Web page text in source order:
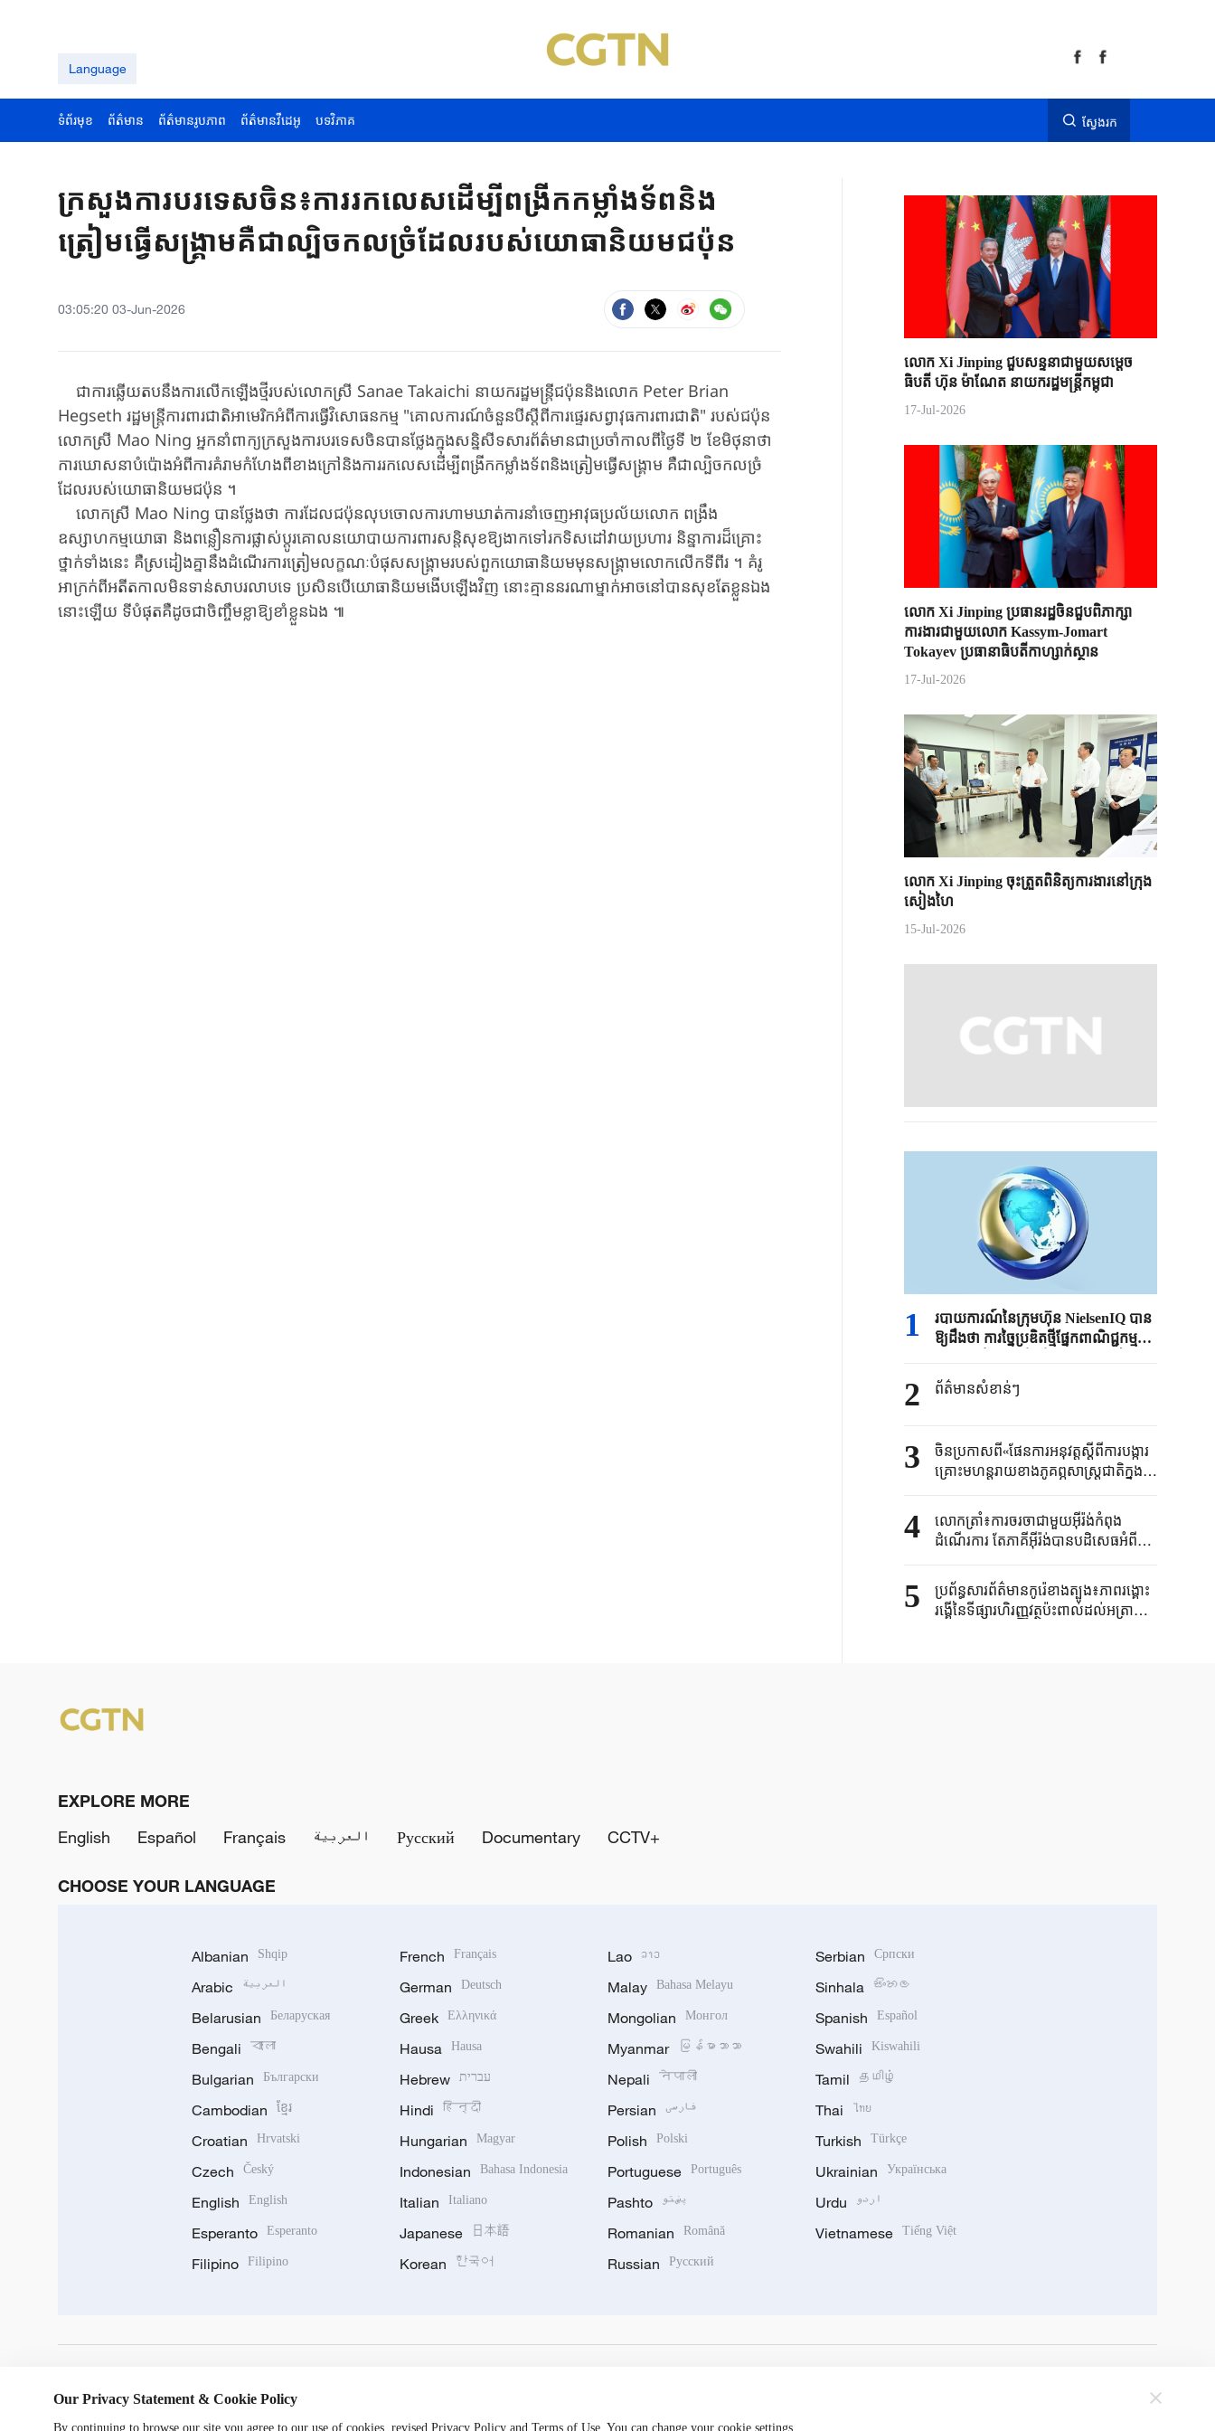
Language
ទំព័រមុខ ព័ត៌មាន ព័ត៌មានរូបភាព ព័ត៌មានវីដេអូ បទវិភាគ ស្វែងរក
ក្រសួង​ការបរទេសចិន​៖ការរកលេសដើម្បីពង្រីក​កម្លាំងទ័ពនិង​
ត្រៀមធ្វើ​សង្គ្រាម​គឺជាល្បិចកលច្រំ​ដែលរបស់​យោធានិយម​ជប៉ុន​​
03:05:20 03-Jun-2026
ជា​ការឆ្លើយតបនឹង​ការលើកឡើង​ថ្មី​របស់លោកស្រី ​Sanae Takaichi ​នាយករដ្ឋមន្ត្រី​ជប៉ុន​និងលោក ​Peter ​Brian
Hegseth ​រដ្ឋមន្ត្រី​ការពារជាតិ​អាមេរិកអំពី​ការ​ធ្វើវិសោធនកម្ម​ "គោលការណ៍ចំនួនបីស្តីពី​ការផ្ទេរ​សព្វាវុធ​ការពារជាតិ" ​របស់ជប៉ុន ​
លោកស្រី ​Mao Ning ​អ្នកនាំពាក្យ​ក្រសួង​ការបរទេសចិន​បានថ្លែង​ក្នុងសន្និសីទ​សារព័ត៌មាន​ជាប្រចាំកាលពី​ថ្ងៃទី ២ ខែ​មិថុនាថា ​
ការឃោសនា​បំប៉ោងអំពី​ការគំរាមកំហែង​ពីខាងក្រៅ​និងការរកលេស​ដើម្បី​ពង្រីក​កម្លាំង​ទ័ពនិងត្រៀម​ធ្វើសង្គ្រាម ​គឺជាល្បិចកល​ច្រំ
ដែលរបស់​យោធានិយម​ជប៉ុន​​ ។
លោកស្រី​ Mao Ning បាន​ថ្លែងថា ​ការដែល​ជប៉ុនលុបចោល​ការហាមឃាត់​ការនាំចេញ​អាវុធប្រល័យលោក​ ​ពង្រឹង
ឧស្សាហកម្ម​យោធា ​និង​​ពន្លឿនការផ្លាស់ប្តូរ​គោលនយោបាយ​ការពារ​សន្តិសុខ​ឱ្យងាក​ទៅរកទិសដៅ​វាយ​ប្រហារ ​និន្នាការ​ដ៏​គ្រោះ
ថ្នាក់​​ទាំង​​នេះ គឺស្រដៀងគ្នា​នឹងដំណើរការ​​ត្រៀមលក្ខណៈ​បំផុស​សង្គ្រាមរបស់​ពួក​យោធានិយមមុន​សង្គ្រាមលោក​លើកទីពីរ​​ ។ ​គំរូ​
អាក្រក់ពី​អតីតកាល​មិន​ទាន់សាបរលាបទេ ​ប្រសិនបើ​យោធានិយម​ងើបឡើងវិញ​ នោះគ្មាន​នរណាម្នាក់​អាច​នៅបានសុខ​តែខ្លួនឯង
នោះ​ឡើយ ទីបំផុតគឺ​ដូចជា​​ចិញ្ចឹមខ្លា​ឱ្យខាំ​ខ្លួនឯង​ ៕
លោក Xi Jinping ជួបសន្ទនាជាមួយសម្តេច
ធិបតី ហ៊ុន ម៉ាណែត នាយករដ្ឋមន្ត្រីកម្ពុជា
17-Jul-2026
លោក Xi Jinping ប្រធានរដ្ឋចិន​ជួបពិភាក្សា​
ការងារជាមួយ​លោក Kassym-Jomart ​
Tokayev ​ប្រធានាធិបតី​កាហ្សាក់ស្ថាន​
17-Jul-2026
លោក Xi Jinping ចុះត្រួតពិនិត្យការងារនៅក្រុង
សៀងហៃ
15-Jul-2026
1
របាយការណ៍នៃក្រុមហ៊ុន NielsenIQ បាន
ឱ្យដឹងថា ការច្នៃប្រឌិតថ្មីផ្នែកពាណិជ្ជកម្ម
មុខរបរលក់រាយសកល
2 ព័ត៌មានសំខាន់ៗ​
3
ចិនប្រកាសពី«ផែនការអនុវត្តស្តីពីការបង្ការ
គ្រោះមហន្តរាយខាងភូគព្ភសាស្ត្រជាតិក្នុង
អំឡុងផែនការអភិវឌ្ឍន៍ជាតិ៥ឆ្នាំទី១៥»
4
លោកត្រាំ៖​ការចរចាជាមួយ​អ៊ីរ៉ង់កំពុង​
ដំណើរការ​ តែភាគីអ៊ីរ៉ង់​បានបដិសេធ​អំពី
ករណីនេះ​
5
ប្រព័ន្ធសារព័ត៌មានកូរ៉េខាងត្បូង៖ភាពរង្គោះ
រង្គើនៃទីផ្សារហិរញ្ញវត្ថុប៉ះពាល់ដល់អត្រា
EXPLORE MORE
English
Español Français العربية Русский Documentary CCTV+
CHOOSE YOUR LANGUAGE
Albanian Shqip
Arabic العربية
Belarusian Беларуская
Bengali বাংলা
Bulgarian Български
Cambodian ខ្មែរ
Croatian Hrvatski
Czech Český
English English
Esperanto Esperanto
Filipino Filipino
French Français
German Deutsch
Greek Ελληνικά
Hausa Hausa
Hebrew עברית
Hindi हिन्दी
Hungarian Magyar
Indonesian Bahasa Indonesia
Italian Italiano
Japanese 日本語
Korean 한국어
Lao ລາວ
Malay Bahasa Melayu
Mongolian Монгол
Myanmar မြန်မာဘာသာ
Nepali नेपाली
Persian فارسی
Polish Polski
Portuguese Português
Pashto پښتو
Romanian Română
Russian Русский
Serbian Српски
Sinhala සිංහල
Spanish Español
Swahili Kiswahili
Tamil தமிழ்
Thai ไทย
Turkish Türkçe
Ukrainian Українська
Urdu اردو
Vietnamese Tiếng Việt
Our Privacy Statement & Cookie Policy
By continuing to browse our site you agree to our use of cookies, revised Privacy Policy and Terms of Use. You can change your cookie settings